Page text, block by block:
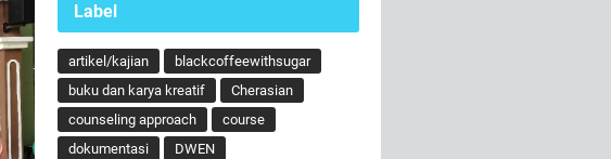
Label
artikel/kajian
blackcoffeewithsugar
buku dan karya kreatif
Cherasian
counseling approach
course
dokumentasi
DWEN